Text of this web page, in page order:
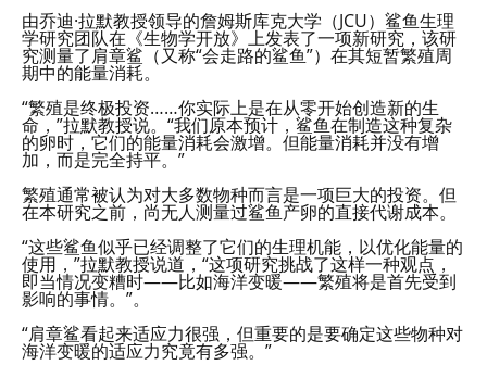
由乔迪·拉默教授领导的詹姆斯库克大学（JCU）鲨鱼生理
学研究团队在《生物学开放》上发表了一项新研究，该研
究测量了肩章鲨（又称“会走路的鲨鱼”）在其短暂繁殖周
期中的能量消耗。
“繁殖是终极投资……你实际上是在从零开始创造新的生
命，”拉默教授说。“我们原本预计，鲨鱼在制造这种复杂
的卵时，它们的能量消耗会激增。但能量消耗并没有增
加，而是完全持平。”
繁殖通常被认为对大多数物种而言是一项巨大的投资。但
在本研究之前，尚无人测量过鲨鱼产卵的直接代谢成本。
“这些鲨鱼似乎已经调整了它们的生理机能，以优化能量的
使用，”拉默教授说道，“这项研究挑战了这样一种观点，
即当情况变糟时——比如海洋变暖——繁殖将是首先受到
影响的事情。”。
“肩章鲨看起来适应力很强，但重要的是要确定这些物种对
海洋变暖的适应力究竟有多强。”